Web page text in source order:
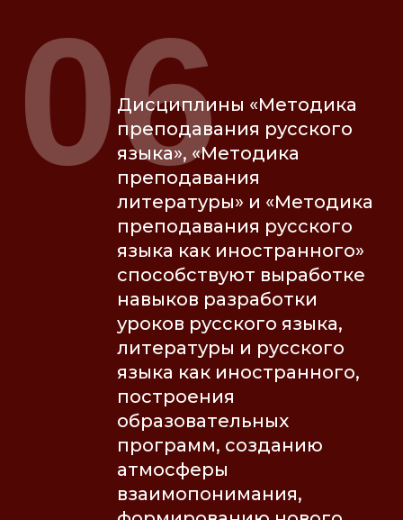
Дисциплины «Методика
преподавания русского
языка», «Методика
преподавания
литературы» и «Методика
преподавания русского
языка как иностранного»
способствуют выработке
навыков разработки
уроков русского языка,
литературы и русского
языка как иностранного,
построения
образовательных
программ, созданию
атмосферы
взаимопонимания,
06